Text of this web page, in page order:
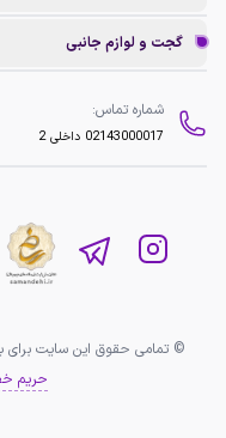
گجت و لوازم جانبی
شماره تماس:
02143000017 داخلی 2
© تمامی حقوق این سایت برای
حریم